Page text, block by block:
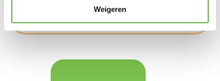
Weigeren
Donkergrijs